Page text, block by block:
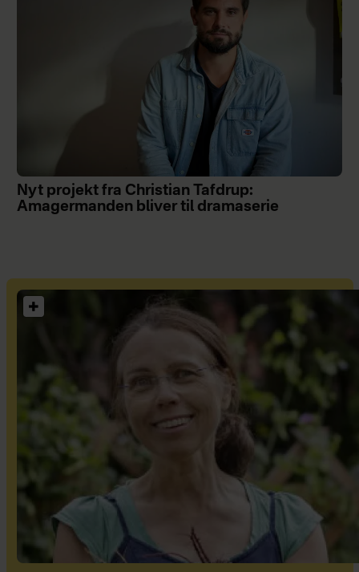
Nyt projekt fra Christian Tafdrup:
Amagermanden bliver til dramaserie